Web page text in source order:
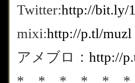
Twitter:http://bit.ly/
mixi:http://p.tl/muzl
アメブロ： http://